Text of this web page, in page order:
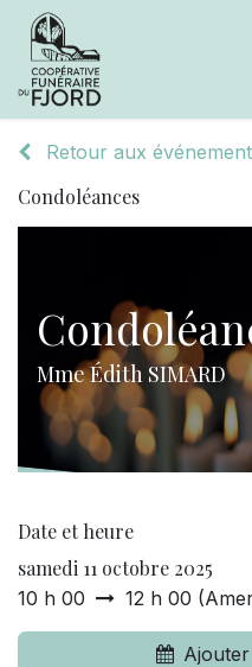
Retour aux
Condoléances
Mme Édith SIMARD
Date et heure
samedi 11 octobre 2025
10 h 00 12 h 00 (